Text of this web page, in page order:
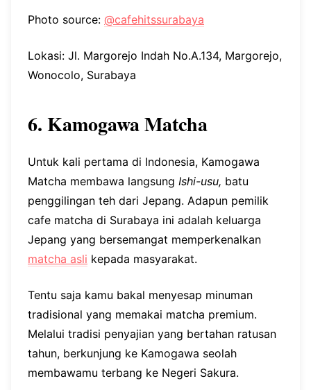
Photo source: @cafehitssurabaya
Lokasi: Jl. Margorejo Indah No.A.134, Margorejo,
Wonocolo, Surabaya
6. Kamogawa Matcha
Untuk kali pertama di Indonesia, Kamogawa
Matcha membawa langsung Ishi-usu, batu
penggilingan teh dari Jepang. Adapun pemilik
cafe matcha di Surabaya ini adalah keluarga
Jepang yang bersemangat memperkenalkan
matcha asli kepada masyarakat.
Tentu saja kamu bakal menyesap minuman
tradisional yang memakai matcha premium.
Melalui tradisi penyajian yang bertahan ratusan
tahun, berkunjung ke Kamogawa seolah
membawamu terbang ke Negeri Sakura.